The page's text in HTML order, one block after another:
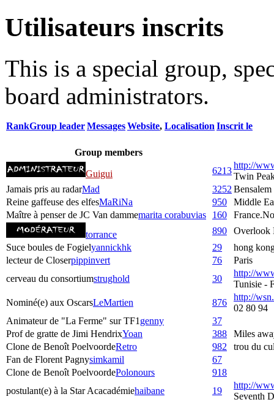
Utilisateurs inscrits
This is a special group,
board administrators.
RankGroup leaderMessagesWebsite, Localisation Inscrit le
Group members
Guigui 6213
http://
Twin
Jamais pris au radarMad 3252 Bensalem
Reine gaffeuse des elfesMaRiNa 950
Middle
Maître à penser de JC Van dammemarita corabuvias 160
torrance
890
Overlook
Suce boules de Fogielyannickhk 29
hong
lecteur de Closerpippinvert 76
Paris
cerveau du consortiumstrughold 30
http://
Tunisie -
Nominé(e) aux OscarsLeMartien 876
http://
02 80 94
Animateur de "La Ferme" sur TF1 genny
37
Prof de gratte de Jimi HendrixYoan 388
Miles
Clone de Benoît PoelvoordeRetro 982
trou du
Fan de Florent Pagnysimkamil
67
Clone de Benoît PoelvoordePolonours
918
postulant(e) à la Star Acacadémiehaibane 19
http://
Seventh